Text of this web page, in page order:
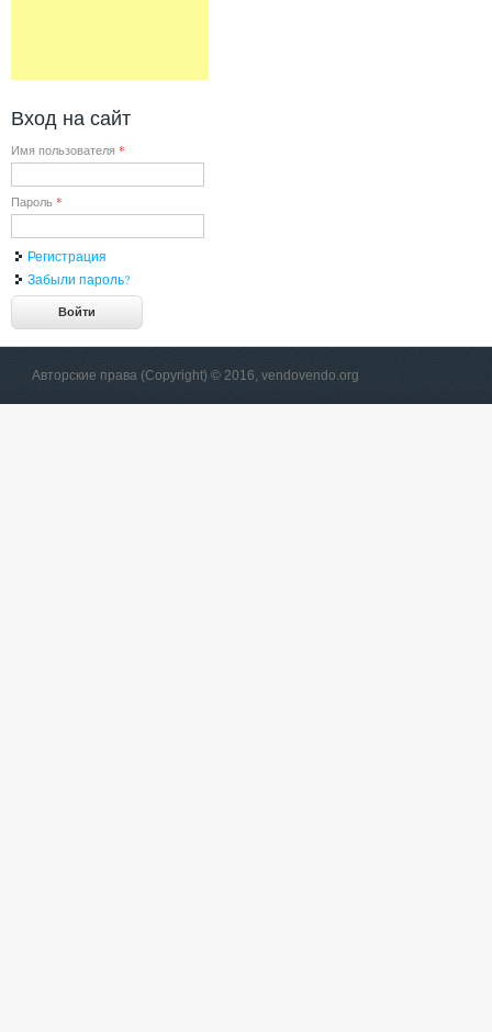
Вход на сайт
Имя пользователя *
Пароль *
Регистрация
Забыли пароль?
Авторские права (Copyright) © 2016, vendovendo.org